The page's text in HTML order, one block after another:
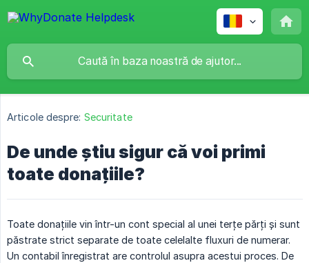
Articole despre: Securitate
De unde știu sigur că voi primi
toate donațiile?
Toate donațiile vin într-un cont special al unei terțe părți și sunt
păstrate strict separate de toate celelalte fluxuri de numerar.
Un contabil înregistrat are controlul asupra acestui proces. De